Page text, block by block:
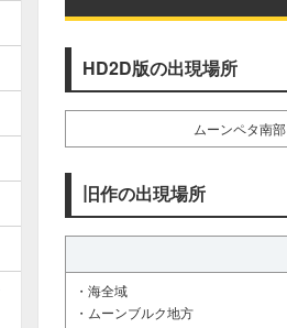
HD2D版の出現場所
ムーンペタ南部
旧作の出現場所
・海全域
・ムーンブルク地方